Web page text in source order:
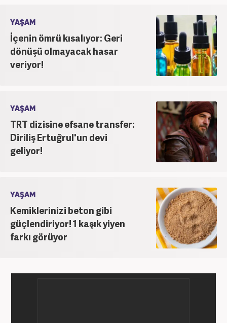
YAŞAM
İçenin ömrü kısalıyor: Geri
dönüşü olmayacak hasar
veriyor!
YAŞAM
TRT dizisine efsane transfer:
Diriliş Ertuğrul'un devi
geliyor!
YAŞAM
Kemiklerinizi beton gibi
güçlendiriyor! 1 kaşık yiyen
farkı görüyor